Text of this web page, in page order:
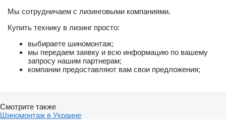
Мы сотрудничаем с лизинговыми компаниями.
Купить технику в лизинг просто:
выбираете шиномонтаж;
мы передаем заявку и всю информацию по вашему
запросу нашим партнерам;
компании предоставляют вам свои предложения;
Смотрите также
Шиномонтаж в Украине